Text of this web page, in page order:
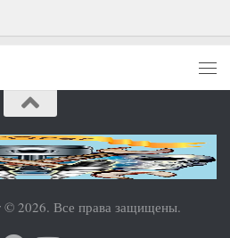
© 2026. Все права защищены.